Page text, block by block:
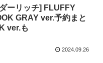
ーリッチ] FLUFFY
GRAY ver.予約まと
ver.も
2024.09.26